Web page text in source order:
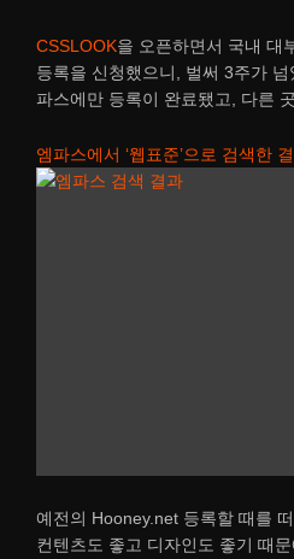
CSSLOOK을 오픈하면서 국내 대
등록을 신청했으니, 벌써 3주가
파스에만 등록이 완료됐고, 다른
엠파스에서 ‘웹표준’으로 검색한
예전의 Hooney.net 등록할 때를
컨텐츠도 좋고 디자인도 좋기 때